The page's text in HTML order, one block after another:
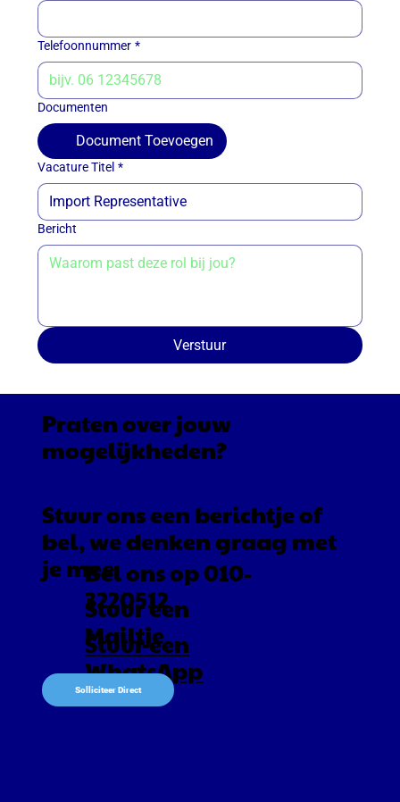
Telefoonnummer *
Documenten
Document Toevoegen
Vacature Titel *
Bericht
Verstuur
Praten over jouw
mogelijkheden?
Stuur een
Mailtje
Stuur ons een berichtje of
bel, we denken graag met
je mee
Stuur een
WhatsApp
Bel ons op 010-
3220512
Solliciteer Direct